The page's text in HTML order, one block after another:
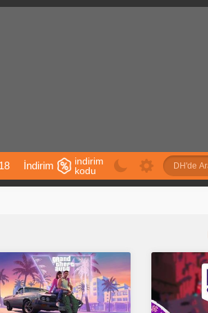
18 İndirim
indirim
kodu